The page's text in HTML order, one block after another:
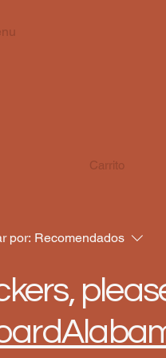
Carrito
por: Recomendados